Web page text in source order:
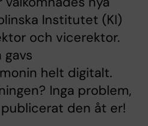
Institutet (KI)
och vicerektor.
gavs
helt digitalt.
Inga problem,
den åt er!